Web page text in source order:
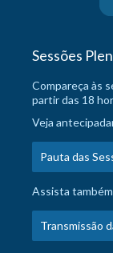
Sessões
Compareça às
partir das 18
Veja
Pauta das
Assista
Transmissão